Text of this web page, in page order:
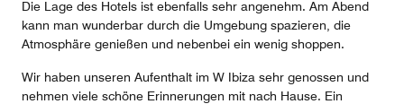
Die Lage des Hotels ist ebenfalls sehr angenehm. Am Abend
kann man wunderbar durch die Umgebung spazieren, die
Atmosphäre genießen und nebenbei ein wenig shoppen.
Wir haben unseren Aufenthalt im W Ibiza sehr genossen und
nehmen viele schöne Erinnerungen mit nach Hause. Ein